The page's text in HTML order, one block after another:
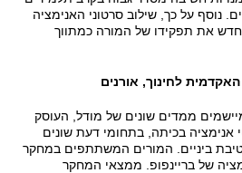
נוסף על כך, שילוב סרטוני האנימציה
את תפקידו של המורה כמתווך
ממדים שונים של מודל, העוסק
בכיתה, בתחומי דעת שונים
ביניים. המורים המשתתפים במחקר
של בריינפופ. ממצאי המחקר